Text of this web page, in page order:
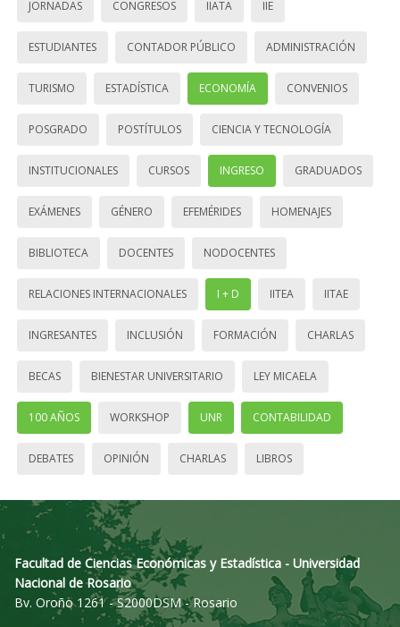
JORNADAS CONGRESOS IIATA IIE
ESTUDIANTES CONTADOR PÚBLICO ADMINISTRACIÓN
TURISMO ESTADÍSTICA ECONOMÍA CONVENIOS
POSGRADO POSTÍTULOS CIENCIA Y TECNOLOGÍA
INSTITUCIONALES CURSOS INGRESO GRADUADOS
EXÁMENES GÉNERO EFEMÉRIDES HOMENAJES
BIBLIOTECA DOCENTES NODOCENTES
RELACIONES INTERNACIONALES I + D IITEA IITAE
INGRESANTES INCLUSIÓN FORMACIÓN CHARLAS
BECAS BIENESTAR UNIVERSITARIO LEY MICAELA
100 AÑOS WORKSHOP UNR CONTABILIDAD
DEBATES OPINIÓN CHARLAS LIBROS
Facultad de Ciencias Económicas y Estadística - Universidad
Nacional de Rosario
Bv. Oroño 1261 - S2000DSM - Rosario